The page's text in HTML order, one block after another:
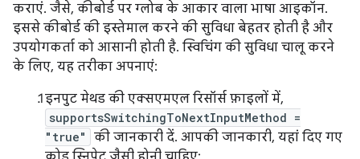
कराएं. जैसे, कीबोर्ड पर ग्लोब के आकार वाला भाषा आइकॉन.
इससे कीबोर्ड की इस्तेमाल करने की सुविधा बेहतर होती है और
उपयोगकर्ता को आसानी होती है. स्विचिंग की सुविधा चालू करने
के लिए, यह तरीका अपनाएं:
इनपुट मेथड की एक्सएमएल रिसॉर्स फ़ाइलों में,
supportsSwitchingToNextInputMethod =
"true"
की जानकारी दें. आपकी जानकारी, यहां दिए गए